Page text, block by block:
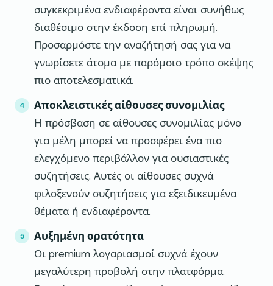
συγκεκριμένα ενδιαφέροντα είναι συνήθως
διαθέσιμο στην έκδοση επί πληρωμή.
Προσαρμόστε την αναζήτησή σας για να
γνωρίσετε άτομα με παρόμοιο τρόπο σκέψης
πιο αποτελεσματικά.
Αποκλειστικές αίθουσες συνομιλίας
Η πρόσβαση σε αίθουσες συνομιλίας μόνο
για μέλη μπορεί να προσφέρει ένα πιο
ελεγχόμενο περιβάλλον για ουσιαστικές
συζητήσεις. Αυτές οι αίθουσες συχνά
φιλοξενούν συζητήσεις για εξειδικευμένα
θέματα ή ενδιαφέροντα.
Αυξημένη ορατότητα
Οι premium λογαριασμοί συχνά έχουν
μεγαλύτερη προβολή στην πλατφόρμα.